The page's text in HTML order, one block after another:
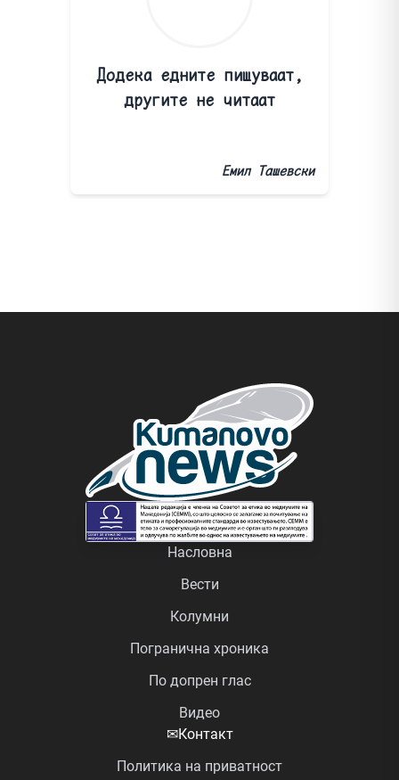
Додека едните пишуваат,
другите не читаат
Емил Ташевски
Насловна
Вести
Колумни
Погранична хроника
По допрен глас
Видео
✉Контакт
Политика на приватност